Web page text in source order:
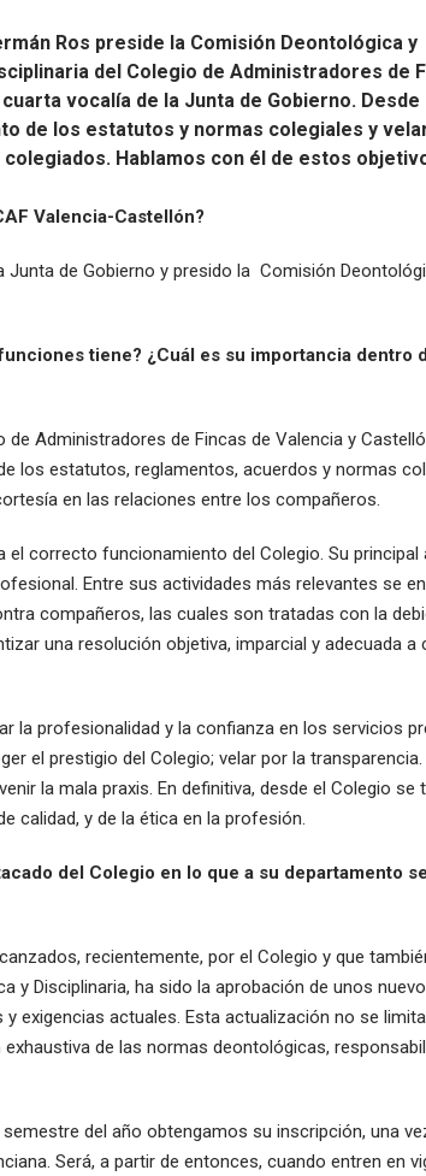
Ros preside la Comisión Deontológica y
del Colegio de Administradores de
vocalía de la Junta de Gobierno. Desde
de los estatutos y normas colegiales y
Hablamos con él de estos
Valencia-Castellón?
de Gobierno y presido la Comisión
tiene? ¿Cuál es su importancia dentro
Administradores de Fincas de Valencia y
los estatutos, reglamentos, acuerdos y normas
en las relaciones entre los compañeros.
correcto funcionamiento del Colegio. Su principal
Entre sus actividades más relevantes se
compañeros, las cuales son tratadas con la
una resolución objetiva, imparcial y adecuada a
la profesionalidad y la confianza en los servicios
el prestigio del Colegio; velar por la
la mala praxis. En definitiva, desde el Colegio se
calidad, y de la ética en la profesión.
del Colegio en lo que a su departamento se
recientemente, por el Colegio y que
y Disciplinaria, ha sido la aprobación de unos
exigencias actuales. Esta actualización no se
de las normas deontológicas,
del año obtengamos su inscripción, una
Será, a partir de entonces, cuando entren en